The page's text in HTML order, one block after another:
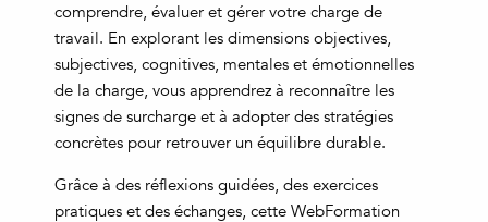
comprendre, évaluer et gérer votre charge de
travail. En explorant les dimensions objectives,
subjectives, cognitives, mentales et émotionnelles
de la charge, vous apprendrez à reconnaître les
signes de surcharge et à adopter des stratégies
concrètes pour retrouver un équilibre durable.
Grâce à des réflexions guidées, des exercices
pratiques et des échanges, cette WebFormation